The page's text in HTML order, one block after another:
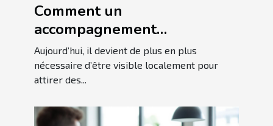
Comment un
accompagnement
personnalisé en SEO local
booste-t-il votre visibilité ?
Aujourd’hui, il devient de plus en plus
nécessaire d’être visible localement pour
attirer des...